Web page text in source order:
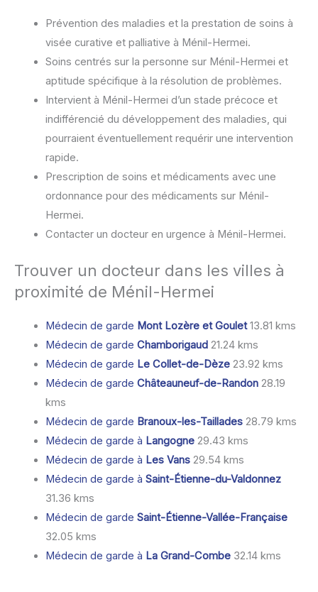
Prévention des maladies et la prestation de soins à
visée curative et palliative à Ménil-Hermei.
Soins centrés sur la personne sur Ménil-Hermei et
aptitude spécifique à la résolution de problèmes.
Intervient à Ménil-Hermei d’un stade précoce et
indifférencié du développement des maladies, qui
pourraient éventuellement requérir une intervention
rapide.
Prescription de soins et médicaments avec une
ordonnance pour des médicaments sur Ménil-
Hermei.
Contacter un docteur en urgence à Ménil-Hermei.
Trouver un docteur dans les villes à
proximité de Ménil-Hermei
Médecin de garde Mont Lozère et Goulet13.81 kms
Médecin de garde Chamborigaud21.24 kms
Médecin de garde Le Collet-de-Dèze23.92 kms
Médecin de garde Châteauneuf-de-Randon28.19
kms
Médecin de garde Branoux-les-Taillades28.79 kms
Médecin de garde à Langogne29.43 kms
Médecin de garde à Les Vans29.54 kms
Médecin de garde à Saint-Étienne-du-Valdonnez
31.36 kms
Médecin de garde Saint-Étienne-Vallée-Française
32.05 kms
Médecin de garde à La Grand-Combe32.14 kms